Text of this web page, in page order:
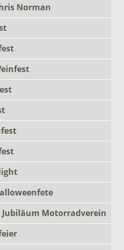
Norman
Motorradverein